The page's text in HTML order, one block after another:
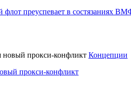
преуспевает в состязаниях
Концепции
прокси-конфликт